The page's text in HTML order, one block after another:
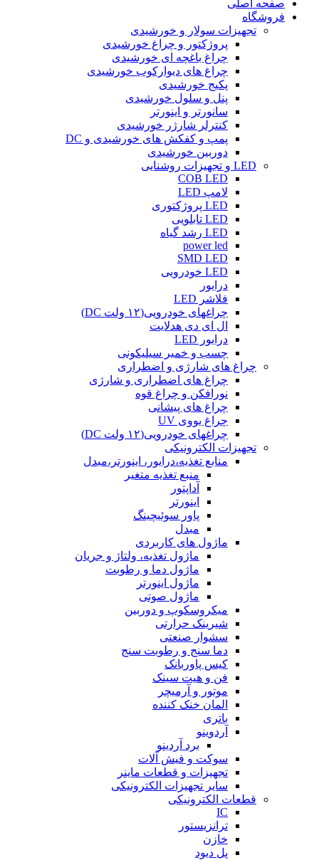
صفحه اصلی
فروشگاه
تجهیزات سولار و خورشیدی
پروژکتور و چراغ خورشیدی
چراغ باغچه ای خورشیدی
چراغ های دیوارکوب خورشیدی
پکیج خورشیدی
پنل و سلول خورشیدی
سانورتر و اینورتر
کنترلر شارژر خورشیدی
پمپ و کفکش های خورشیدی و DC
دوربین خورشیدی
LED و تجهیزات روشنایی
COB LED
لامپ LED
LED پروژکتوری
LED تابلویی
LED رشد گیاه
power led
SMD LED
LED خودرویی
درایور
فلاشر LED
چراغهای خودرویی(۱۲ ولت DC)
ال ای دی هدلایت
درایور LED
چسب و خمیر سیلیکونی
چراغ های شارژی و اضطراری
چراغ های اضطراری و شارژی
نورافکن و چراغ قوه
چراغ های پیشانی
چراغ یووی UV
چراغهای خودرویی(۱۲ ولت DC)
تجهیزات الکترونیکی
منابع تغذیه،درایور، اینورتر،مبدل
منبع تغذیه متغیر
آداپتور
اینورتر
پاور سوئیچینگ
مبدل
ماژول های کاربردی
ماژول تغذیه، ولتاژ و جریان
ماژول دما و رطوبت
ماژول اینورتر
ماژول صوتی
میکروسکوپ و دوربین
شیرینک حرارتی
سشوار صنعتی
دما سنج و رطوبت سنج
کیس پاوربانک
فن و هیت سینک
موتور و آرمیچر
المان خنک کننده
باتری
آردوینو
برد آردینو
سوکت و فیش آلات
تجهیزات و قطعات ماینر
سایر تجهیزات الکترونیکی
قطعات الکترونیکی
IC
ترانزیستور
خازن
پل دیود